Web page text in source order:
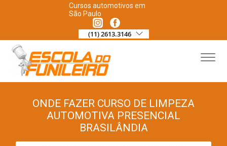
Cursos automotivos em
São Paulo
(11) 2613.3146
ONDE FAZER CURSO DE LIMPEZA
AUTOMOTIVA PRESENCIAL
BRASILÂNDIA